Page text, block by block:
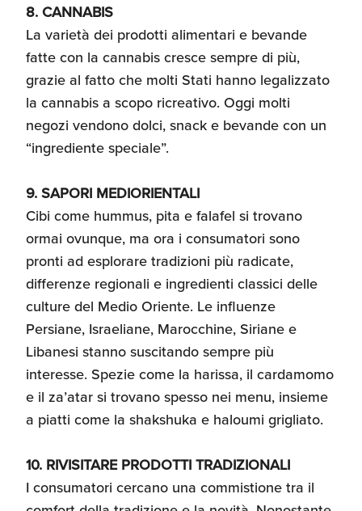
8. CANNABIS
La varietà dei prodotti alimentari e bevande
fatte con la cannabis cresce sempre di più,
grazie al fatto che molti Stati hanno legalizzato
la cannabis a scopo ricreativo. Oggi molti
negozi vendono dolci, snack e bevande con un
“ingrediente speciale”.
9. SAPORI MEDIORIENTALI
Cibi come hummus, pita e falafel si trovano
ormai ovunque, ma ora i consumatori sono
pronti ad esplorare tradizioni più radicate,
differenze regionali e ingredienti classici delle
culture del Medio Oriente. Le influenze
Persiane, Israeliane, Marocchine, Siriane e
Libanesi stanno suscitando sempre più
interesse. Spezie come la harissa, il cardamomo
e il za’atar si trovano spesso nei menu, insieme
a piatti come la shakshuka e haloumi grigliato.
10. RIVISITARE PRODOTTI TRADIZIONALI
I consumatori cercano una commistione tra il